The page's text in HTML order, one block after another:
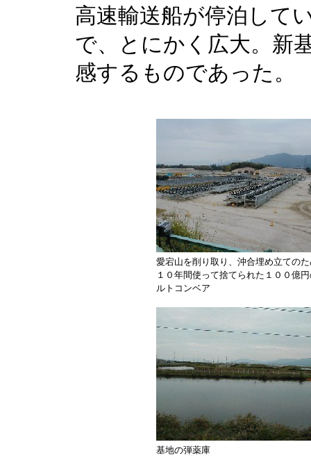
高速輸送船が停泊して
で、とにかく広大。新
感するものであった。
愛宕山を削り取り、沖合埋め立ての
１０年間使って捨てられた１００億
ルトコンベア
基地の弾薬庫